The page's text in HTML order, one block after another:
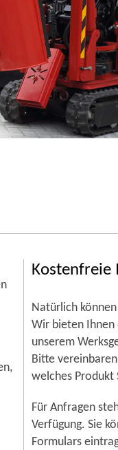
Kostenfreie
Natürlich
Wir bieten Ihnen
unserem
Bitte
welches Produkt
Für Anfragen
Verfügung. Sie
Formulars